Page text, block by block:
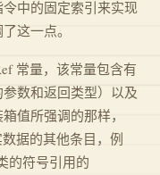
中的固定索引来实现
这一点。
常量，该常量包含有
数和返回类型）以及
值所强调的那样，
据的其他条目，例
的符号引用的